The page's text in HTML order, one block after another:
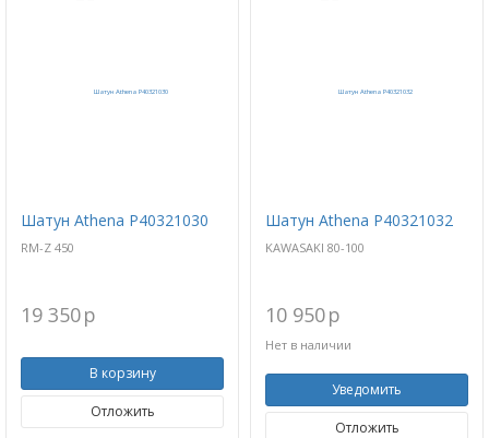
Шатун Athena P40321030
RM-Z 450
19 350p
В корзину
Отложить
Шатун Athena P40321032
KAWASAKI 80-100
10 950p
Нет в наличии
Уведомить
Отложить